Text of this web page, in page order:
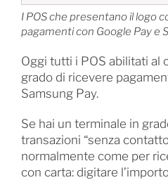
I POS che presentano il logo
pagamenti con Google Pay e
Oggi tutti i POS abilitati al
grado di ricevere
Samsung Pay.
Se hai un terminale in
transazioni “senza
normalmente come per
con carta: digitare